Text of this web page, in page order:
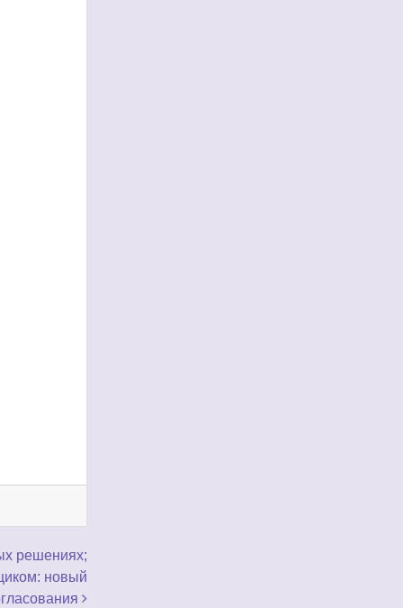
решениях;
новый